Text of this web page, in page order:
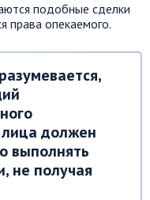
подобные сделки
права опекаемого.
лица должен
выполнять
не получая